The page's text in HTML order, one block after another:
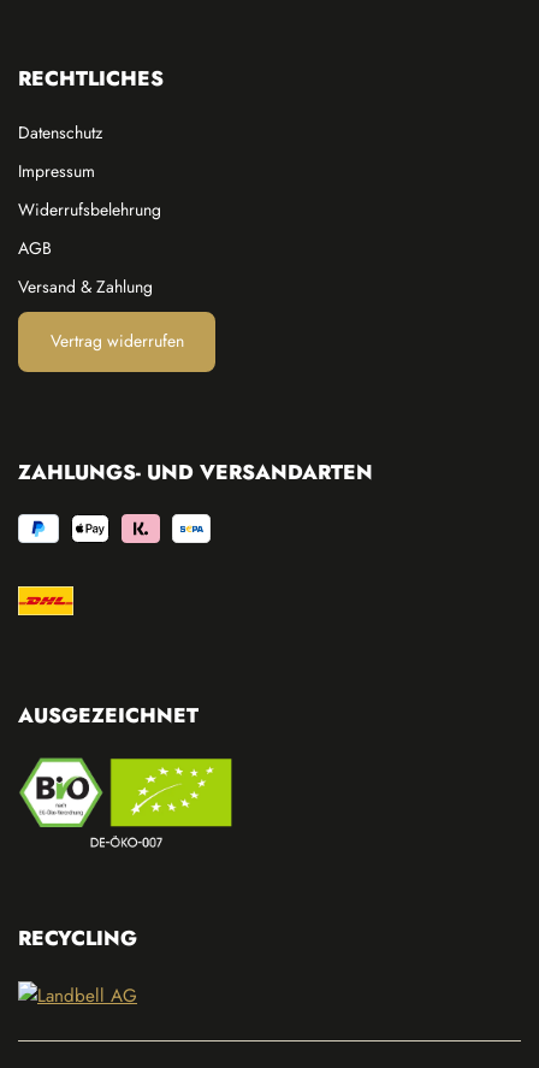
RECHTLICHES
Datenschutz
Impressum
Widerrufsbelehrung
AGB
Versand & Zahlung
Vertrag widerrufen
ZAHLUNGS- UND VERSANDARTEN
AUSGEZEICHNET
RECYCLING